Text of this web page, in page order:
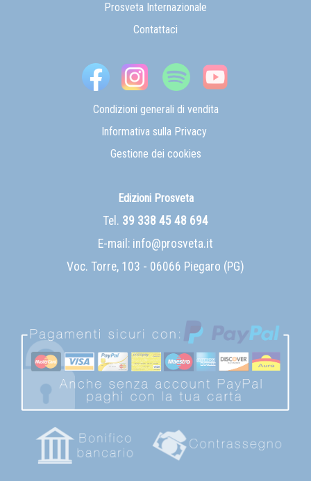
Prosveta Internazionale
Contattaci
Condizioni generali di vendita
Informativa sulla Privacy
Gestione dei cookies
Edizioni Prosveta
Tel. 39 338 45 48 694
E-mail: info@prosveta.it
Voc. Torre, 103 - 06066 Piegaro (PG)